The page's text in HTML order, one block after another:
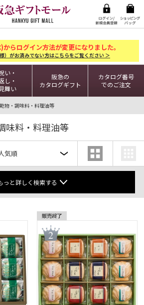
からログイン方法が変更になりました。
）がお済みでない方はこちらをご覧ください ＞
い・
し・
舞い
阪急の
カタログギフト
カタログ番号
でのご注文
物・調味料・料理油等
味料・料理油等
っと詳しく検索する